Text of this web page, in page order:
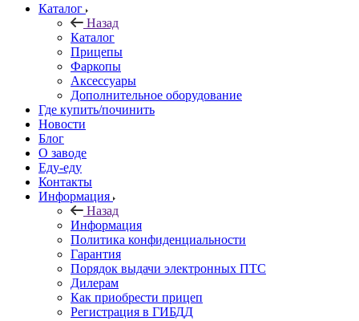
Каталог
Назад
Каталог
Прицепы
Фаркопы
Аксессуары
Дополнительное оборудование
Где купить/починить
Новости
Блог
О заводе
Еду-еду
Контакты
Информация
Назад
Информация
Политика конфиденциальности
Гарантия
Порядок выдачи электронных ПТС
Дилерам
Как приобрести прицеп
Регистрация в ГИБДД